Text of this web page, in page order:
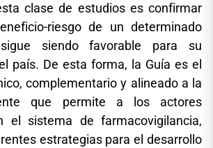
clase de estudios es confirmar
riesgo de un determinado
siendo favorable para su
país. De esta forma, la Guía es el
complementario y alineado a la
que permite a los actores
el sistema de farmacovigilancia,
estrategias para el desarrollo